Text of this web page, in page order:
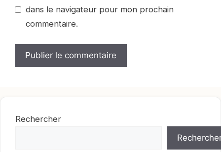
dans le navigateur pour mon prochain
commentaire.
Rechercher